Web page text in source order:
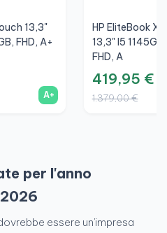
13,3"
FHD, A+
A+
HP EliteBook
13,3" I5
FHD, A
419,95 €
1.379,00 €
per l'anno
essere un'impresa